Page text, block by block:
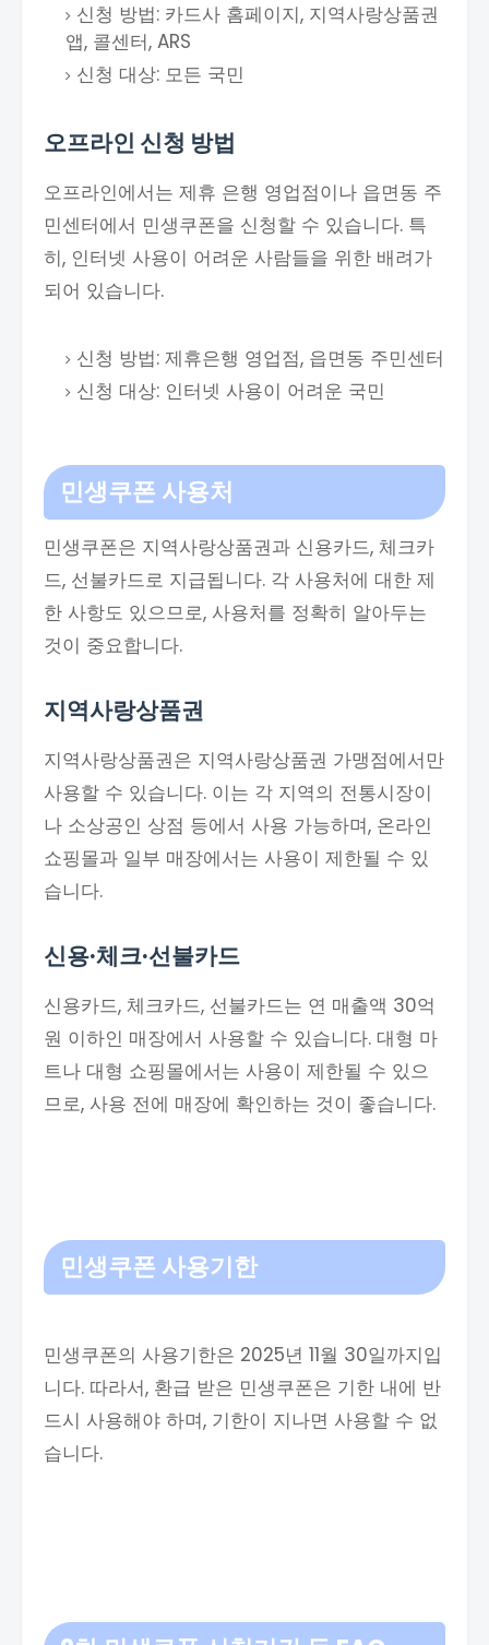
신청 방법: 카드사 홈페이지, 지역사랑상품권
앱, 콜센터, ARS
신청 대상: 모든 국민
오프라인 신청 방법
오프라인에서는 제휴 은행 영업점이나 읍면동 주
민센터에서 민생쿠폰을 신청할 수 있습니다. 특
히, 인터넷 사용이 어려운 사람들을 위한 배려가
되어 있습니다.
신청 방법: 제휴은행 영업점, 읍면동 주민센터
신청 대상: 인터넷 사용이 어려운 국민
민생쿠폰 사용처
민생쿠폰은 지역사랑상품권과 신용카드, 체크카
드, 선불카드로 지급됩니다. 각 사용처에 대한 제
한 사항도 있으므로, 사용처를 정확히 알아두는
것이 중요합니다.
지역사랑상품권
지역사랑상품권은 지역사랑상품권 가맹점에서만
사용할 수 있습니다. 이는 각 지역의 전통시장이
나 소상공인 상점 등에서 사용 가능하며, 온라인
쇼핑몰과 일부 매장에서는 사용이 제한될 수 있
습니다.
신용·체크·선불카드
신용카드, 체크카드, 선불카드는 연 매출액 30억
원 이하인 매장에서 사용할 수 있습니다. 대형 마
트나 대형 쇼핑몰에서는 사용이 제한될 수 있으
므로, 사용 전에 매장에 확인하는 것이 좋습니다.
민생쿠폰 사용기한
민생쿠폰의 사용기한은 2025년 11월 30일까지입
니다. 따라서, 환급 받은 민생쿠폰은 기한 내에 반
드시 사용해야 하며, 기한이 지나면 사용할 수 없
습니다.